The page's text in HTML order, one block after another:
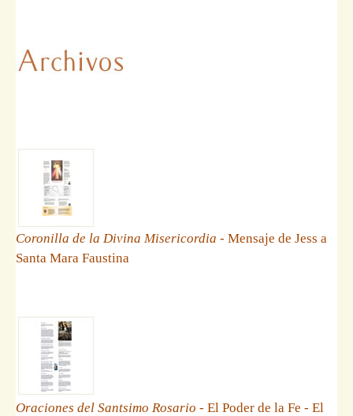
Coronilla de la Divina Misericordia - Mensaje de Jess a
Santa Mara Faustina
Oraciones del Santsimo Rosario - El Poder de la Fe - El